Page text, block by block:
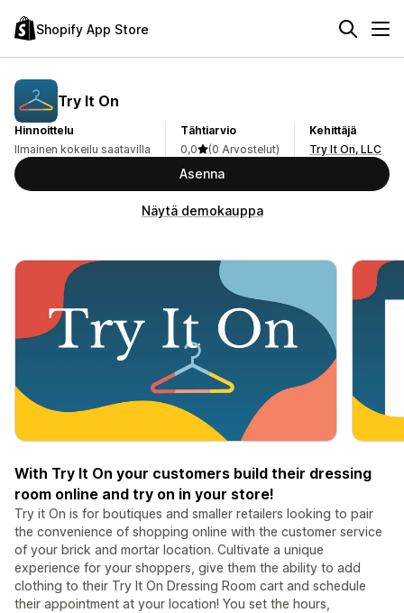
Shopify App Store
Try It On
Hinnoittelu
Ilmainen kokeilu saatavilla
Tähtiarvio
0,0
(0 Arvostelut)
Kehittäjä
Try It On, LLC
Asenna
Näytä demokauppa
With Try It On your customers build their dressing
room online and try on in your store!
Try it On is for boutiques and smaller retailers looking to pair
the convenience of shopping online with the customer service
of your brick and mortar location. Cultivate a unique
experience for your shoppers, give them the ability to add
clothing to their Try It On Dressing Room cart and schedule
their appointment at your location! You set the hours,